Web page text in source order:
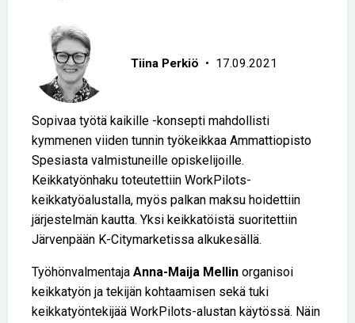
Tiina Perkiö • 17.09.2021
Sopivaa työtä kaikille -konsepti mahdollisti
kymmenen viiden tunnin työkeikkaa Ammattiopisto
Spesiasta valmistuneille opiskelijoille.
Keikkatyönhaku toteutettiin WorkPilots-
keikkatyöalustalla, myös palkan maksu hoidettiin
järjestelmän kautta. Yksi keikkatöistä suoritettiin
Järvenpään K-Citymarketissa alkukesällä.
Työhönvalmentaja Anna-Maija Mellin organisoi
keikkatyön ja tekijän kohtaamisen sekä tuki
keikkatyöntekijää WorkPilots-alustan käytössä. Näin